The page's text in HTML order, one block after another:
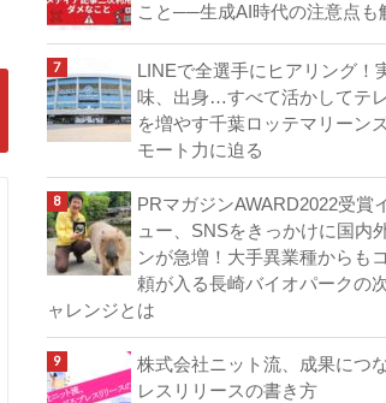
こと──生成AI時代の注意点も
LINEで全選手にヒアリング！
味、出身…すべて活かしてテ
を増やす千葉ロッテマリーン
モート力に迫る
PRマガジンAWARD2022受賞
ュー、SNSをきっかけに国内
ンが急増！大手異業種からも
頼が入る長崎バイオパークの
ャレンジとは
株式会社ニット流、成果につ
レスリリースの書き方